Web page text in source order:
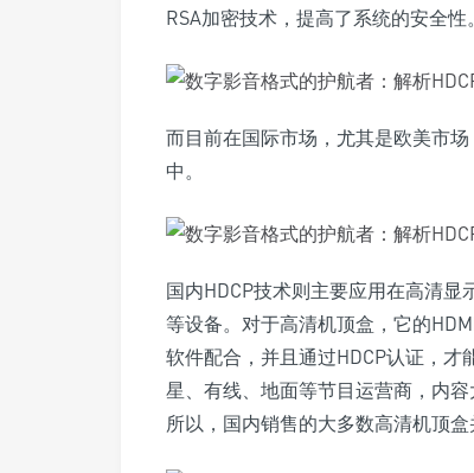
RSA加密技术，提高了系统的安全性。
而目前在国际市场，尤其是欧美市
中。
国内HDCP技术则主要应用在高清
等设备。对于高清机顶盒，它的
软件配合，并且通过HDCP认证，
星、有线、地面等节目运营商，内
所以，国内销售的大多数高清机顶盒